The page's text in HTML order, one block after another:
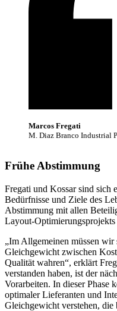
Marcos Fregati
M. Diaz Branco Industrial
Frühe Abstimmung
Fregati und Kossar sind sich
Bedürfnisse und Ziele des
Abstimmung mit allen
Layout-
„Im Allgemeinen müssen wir
Gleichgewicht zwischen
Qualität wahren“, erklärt
verstanden haben, ist der
Vorarbeiten. In dieser Phase
optimaler Lieferanten und
Gleichgewicht verstehen, die